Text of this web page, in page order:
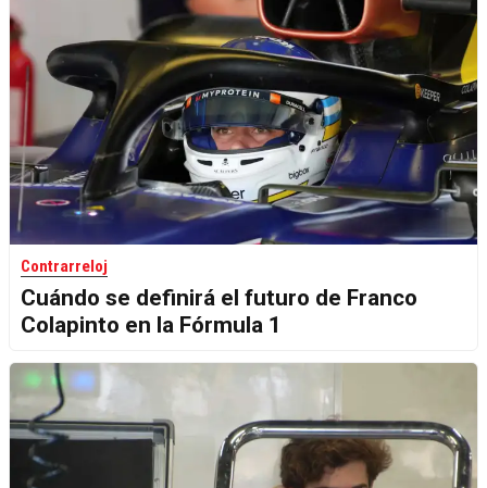
Contrarreloj
Cuándo se definirá el futuro de Franco
Colapinto en la Fórmula 1